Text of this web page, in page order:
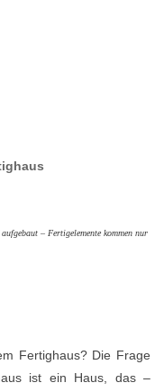
– Fertigelemente kommen nur
Fertighaus? Die Frage
ist ein Haus, das –